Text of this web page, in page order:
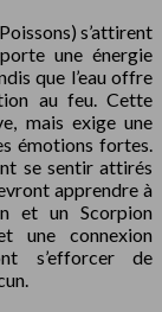
s’attirent
une énergie
que l’eau offre
au feu. Cette
mais exige une
émotions fortes.
se sentir attirés
apprendre à
et un Scorpion
une connexion
s’efforcer de